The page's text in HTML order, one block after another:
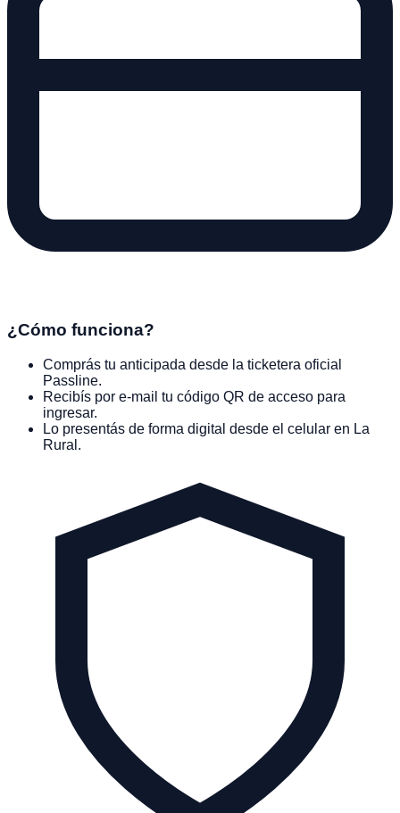
¿Cómo funciona?
Comprás tu anticipada desde la ticketera oficial
Passline.
Recibís por e-mail tu código QR de acceso para
ingresar.
Lo presentás de forma digital desde el celular en La
Rural.